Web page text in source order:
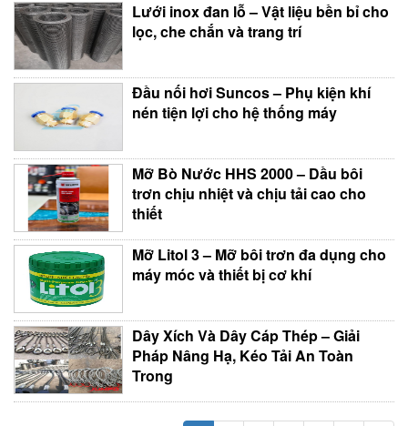
Lưới inox đan lỗ – Vật liệu bền bỉ cho
lọc, che chắn và trang trí
Đầu nối hơi Suncos – Phụ kiện khí
nén tiện lợi cho hệ thống máy
Mỡ Bò Nước HHS 2000 – Dầu bôi
trơn chịu nhiệt và chịu tải cao cho
thiết
Mỡ Litol 3 – Mỡ bôi trơn đa dụng cho
máy móc và thiết bị cơ khí
Dây Xích Và Dây Cáp Thép – Giải
Pháp Nâng Hạ, Kéo Tải An Toàn
Trong